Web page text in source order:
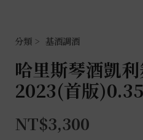
基酒調酒
哈里斯琴酒凱
2023(首版
NT$3,300